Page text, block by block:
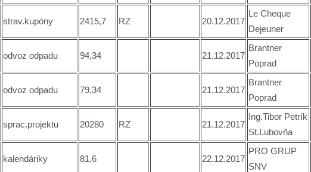
strav.kupóny 2415,7 RZ 20.12.2017
Le Cheque
Dejeuner
odvoz odpadu 94,34 21.12.2017
Brantner
Poprad
odvoz odpadu 79,34 21.12.2017
Brantner
Poprad
sprac.projektu 20280 RZ 21.12.2017
Ing.Tibor Petrík
St.Lubovňa
kalendáriky 81,6 22.12.2017
PRO GRUP
SNV